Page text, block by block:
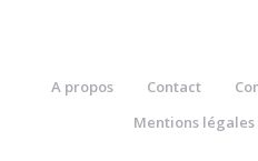
A propos Contact
Mentions légales